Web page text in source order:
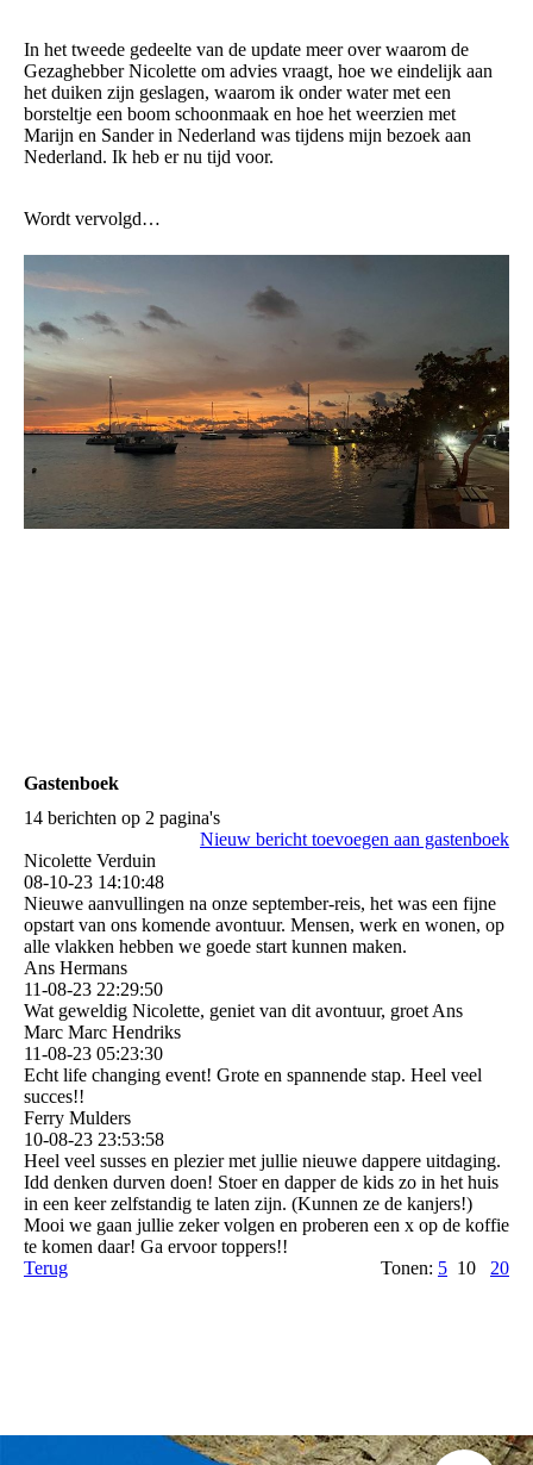
In het tweede gedeelte van de update meer over waarom de
Gezaghebber Nicolette om advies vraagt, hoe we eindelijk aan
het duiken zijn geslagen, waarom ik onder water met een
borsteltje een boom schoonmaak en hoe het weerzien met
Marijn en Sander in Nederland was tijdens mijn bezoek aan
Nederland. Ik heb er nu tijd voor.
Wordt vervolgd…
Gastenboek
14 berichten op 2 pagina's
Nieuw bericht toevoegen aan gastenboek
Nicolette Verduin
08-10-23 14:10:48
Nieuwe aanvullingen na onze september-reis, het was een fijne
opstart van ons komende avontuur. Mensen, werk en wonen, op
alle vlakken hebben we goede start kunnen maken.
Ans Hermans
11-08-23 22:29:50
Wat geweldig Nicolette, geniet van dit avontuur, groet Ans
Marc Marc Hendriks
11-08-23 05:23:30
Echt life changing event! Grote en spannende stap. Heel veel
succes!!
Ferry Mulders
10-08-23 23:53:58
Heel veel susses en plezier met jullie nieuwe dappere uitdaging.
Idd denken durven doen! Stoer en dapper de kids zo in het huis
in een keer zelfstandig te laten zijn. (Kunnen ze de kanjers!)
Mooi we gaan jullie zeker volgen en proberen een x op de koffie
te komen daar! Ga ervoor toppers!!
Terug
Tonen: 5 10 20